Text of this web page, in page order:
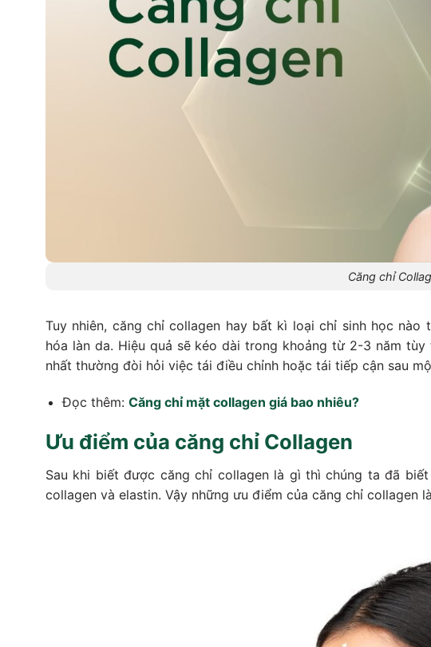
Căng chỉ
Tuy nhiên, căng chỉ collagen hay bất kì loại chỉ sinh học
hóa làn da. Hiệu quả sẽ kéo dài trong khoảng từ 2-3 năm
nhất thường đòi hỏi việc tái điều chỉnh hoặc tái tiếp cận sau
Đọc thêm: Căng chỉ mặt collagen giá bao nhiêu?
Ưu điểm của căng chỉ Collagen
Sau khi biết được căng chỉ collagen là gì thì chúng ta đã
collagen và elastin. Vậy những ưu điểm của căng chỉ collagen